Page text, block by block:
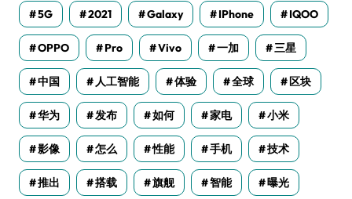
5G 2021 Galaxy IPhone IQOO
OPPO Pro Vivo 一加 三星
中国 人工智能 体验 全球 区块
华为 发布 如何 家电 小米
影像 怎么 性能 手机 技术
推出 搭载 旗舰 智能 曝光